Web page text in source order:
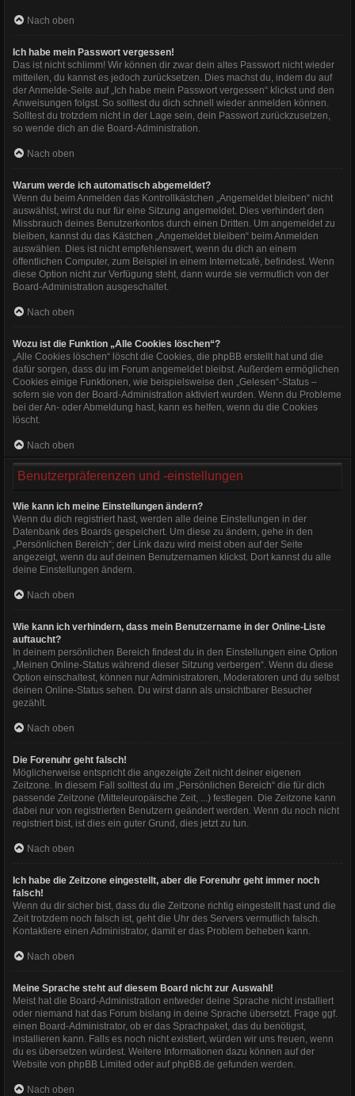
Nach oben
Ich habe mein Passwort vergessen!
Das ist nicht schlimm! Wir können dir zwar dein altes Passwort nicht wieder
mitteilen, du kannst es jedoch zurücksetzen. Dies machst du, indem du auf
der Anmelde-Seite auf „Ich habe mein Passwort vergessen“ klickst und den
Anweisungen folgst. So solltest du dich schnell wieder anmelden können.
Solltest du trotzdem nicht in der Lage sein, dein Passwort zurückzusetzen,
so wende dich an die Board-Administration.
Nach oben
Warum werde ich automatisch abgemeldet?
Wenn du beim Anmelden das Kontrollkästchen „Angemeldet bleiben“ nicht
auswählst, wirst du nur für eine Sitzung angemeldet. Dies verhindert den
Missbrauch deines Benutzerkontos durch einen Dritten. Um angemeldet zu
bleiben, kannst du das Kästchen „Angemeldet bleiben“ beim Anmelden
auswählen. Dies ist nicht empfehlenswert, wenn du dich an einem
öffentlichen Computer, zum Beispiel in einem Internetcafé, befindest. Wenn
diese Option nicht zur Verfügung steht, dann wurde sie vermutlich von der
Board-Administration ausgeschaltet.
Nach oben
Wozu ist die Funktion „Alle Cookies löschen“?
„Alle Cookies löschen“ löscht die Cookies, die phpBB erstellt hat und die
dafür sorgen, dass du im Forum angemeldet bleibst. Außerdem ermöglichen
Cookies einige Funktionen, wie beispielsweise den „Gelesen“-Status –
sofern sie von der Board-Administration aktiviert wurden. Wenn du Probleme
bei der An- oder Abmeldung hast, kann es helfen, wenn du die Cookies
löscht.
Nach oben
Benutzerpräferenzen und -einstellungen
Wie kann ich meine Einstellungen ändern?
Wenn du dich registriert hast, werden alle deine Einstellungen in der
Datenbank des Boards gespeichert. Um diese zu ändern, gehe in den
„Persönlichen Bereich“; der Link dazu wird meist oben auf der Seite
angezeigt, wenn du auf deinen Benutzernamen klickst. Dort kannst du alle
deine Einstellungen ändern.
Nach oben
Wie kann ich verhindern, dass mein Benutzername in der Online-Liste
auftaucht?
In deinem persönlichen Bereich findest du in den Einstellungen eine Option
„Meinen Online-Status während dieser Sitzung verbergen“. Wenn du diese
Option einschaltest, können nur Administratoren, Moderatoren und du selbst
deinen Online-Status sehen. Du wirst dann als unsichtbarer Besucher
gezählt.
Nach oben
Die Forenuhr geht falsch!
Möglicherweise entspricht die angezeigte Zeit nicht deiner eigenen
Zeitzone. In diesem Fall solltest du im „Persönlichen Bereich“ die für dich
passende Zeitzone (Mitteleuropäische Zeit, ...) festlegen. Die Zeitzone kann
dabei nur von registrierten Benutzern geändert werden. Wenn du noch nicht
registriert bist, ist dies ein guter Grund, dies jetzt zu tun.
Nach oben
Ich habe die Zeitzone eingestellt, aber die Forenuhr geht immer noch
falsch!
Wenn du dir sicher bist, dass du die Zeitzone richtig eingestellt hast und die
Zeit trotzdem noch falsch ist, geht die Uhr des Servers vermutlich falsch.
Kontaktiere einen Administrator, damit er das Problem beheben kann.
Nach oben
Meine Sprache steht auf diesem Board nicht zur Auswahl!
Meist hat die Board-Administration entweder deine Sprache nicht installiert
oder niemand hat das Forum bislang in deine Sprache übersetzt. Frage ggf.
einen Board-Administrator, ob er das Sprachpaket, das du benötigst,
installieren kann. Falls es noch nicht existiert, würden wir uns freuen, wenn
du es übersetzen würdest. Weitere Informationen dazu können auf der
Website von phpBB Limited oder auf phpBB.de gefunden werden.
Nach oben